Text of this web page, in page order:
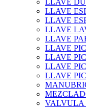
LLAVE
LLAVE
LLAVE
LLAVE
LLAVE
LLAVE
LLAVE
LLAVE
LLAVE
VALVULA